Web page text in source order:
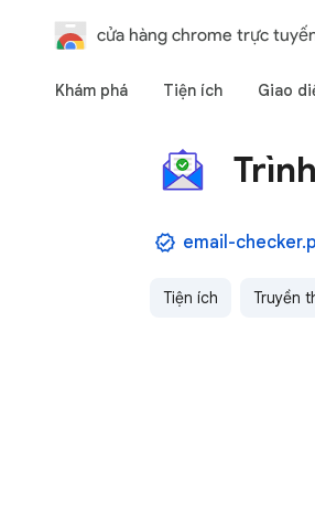
cửa hàng chrome trực
Khám phá Tiện ích Giao
email-
Tiện ích Truyền